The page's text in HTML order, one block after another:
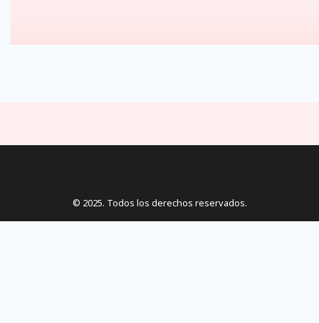
© 2025. Todos los derechos reservados.